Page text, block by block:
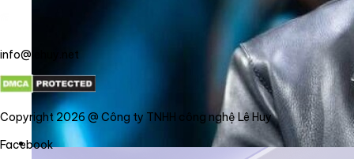
info@lehuy.net
Copyright 2026 @ Công ty TNHH công nghệ Lê Huy
Facebook